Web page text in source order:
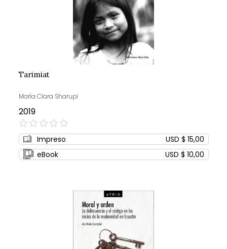
Tarimiat
María Clara Sharupi
2019
0%
Impreso
USD $ 15,00
eBook
USD $ 10,00